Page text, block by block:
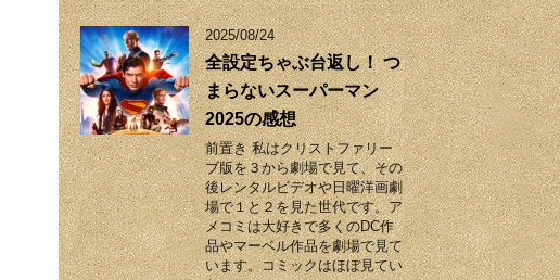
2025/08/24
全設定ちゃぶ台返し！ つ
まらないスーパーマン
2025の感想
前置き 私はクリストファリー
ブ版を３から劇場で見て、その
後レンタルビデオや日曜洋画劇
場で１と２を見た世代です。ア
メコミは大好きで多くのDC作
品やマーベル作品を劇場で見て
います。コミックはほぼ見てい